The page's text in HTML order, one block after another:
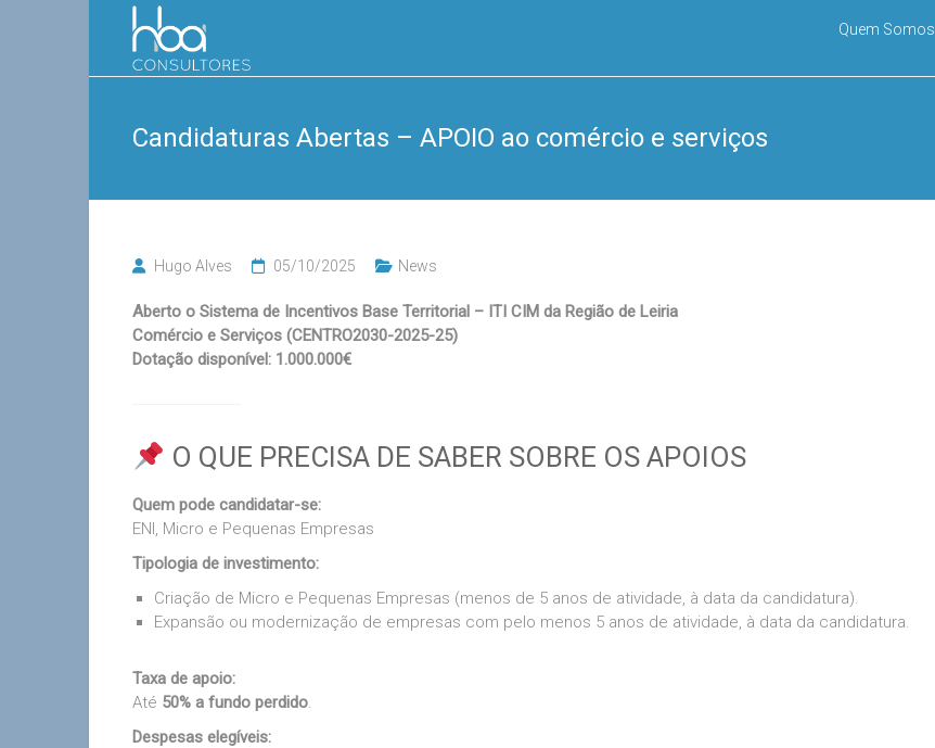
content
HBA
Consultores
Quem Somos
Candidaturas Abertas – APOIO ao comércio e serviços
Hugo Alves 05/10/2025 News
Aberto o Sistema de Incentivos Base Territorial – ITI CIM da Região de Leiria
Comércio e Serviços (CENTRO2030-2025-25)
Dotação disponível: 1.000.000€
O QUE PRECISA DE SABER SOBRE OS APOIOS
Quem pode candidatar-se:
ENI, Micro e Pequenas Empresas
Tipologia de investimento:
Criação de Micro e Pequenas Empresas (menos de 5 anos de atividade, à data da candidatura).
Expansão ou modernização de empresas com pelo menos 5 anos de atividade, à data da candidatura.
Taxa de apoio:
Até 50% a fundo perdido.
Despesas elegíveis: